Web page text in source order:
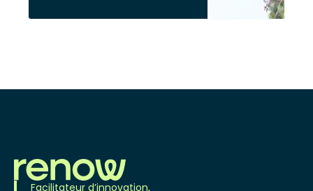
Facilitateur d’innovation,